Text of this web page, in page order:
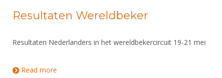
Resultaten Wereldbeker
Resultaten Nederlanders in het wereldbekercircuit 19-21 mei
Read more